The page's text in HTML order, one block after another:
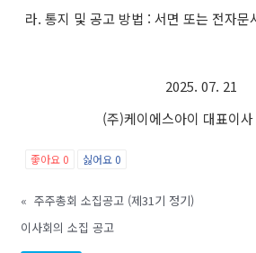
라. 통지 및 공고 방법 : 서면 또는 전자문
2025. 07. 21
(주)케이에스아이 대표이사
좋아요 0 싫어요0
« 주주총회 소집공고 (제31기 정기)
이사회의 소집 공고